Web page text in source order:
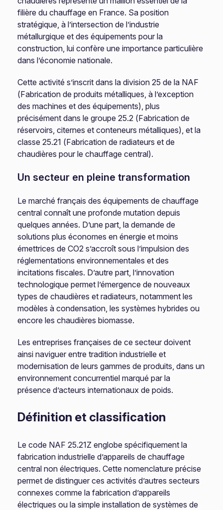
filière du chauffage en France. Sa position
stratégique, à l’intersection de l’industrie
métallurgique et des équipements pour la
construction, lui confère une importance particulière
dans l’économie nationale.
Cette activité s’inscrit dans la division 25 de la NAF
(Fabrication de produits métalliques, à l’exception
des machines et des équipements), plus
précisément dans le groupe 25.2 (Fabrication de
réservoirs, citernes et conteneurs métalliques), et la
classe 25.21 (Fabrication de radiateurs et de
chaudières pour le chauffage central).
Un secteur en pleine transformation
Le marché français des équipements de chauffage
central connaît une profonde mutation depuis
quelques années. D’une part, la demande de
solutions plus économes en énergie et moins
émettrices de CO2 s’accroît sous l’impulsion des
réglementations environnementales et des
incitations fiscales. D’autre part, l’innovation
technologique permet l’émergence de nouveaux
types de chaudières et radiateurs, notamment les
modèles à condensation, les systèmes hybrides ou
encore les chaudières biomasse.
Les entreprises françaises de ce secteur doivent
ainsi naviguer entre tradition industrielle et
modernisation de leurs gammes de produits, dans un
environnement concurrentiel marqué par la
présence d’acteurs internationaux de poids.
Définition et classification
Le code NAF 25.21Z englobe spécifiquement la
fabrication industrielle d’appareils de chauffage
central non électriques. Cette nomenclature précise
permet de distinguer ces activités d’autres secteurs
connexes comme la fabrication d’appareils
électriques ou la simple installation de systèmes de